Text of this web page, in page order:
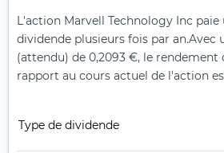
L'action Marvell Technology Inc
dividende plusieurs fois par an.Avec
(attendu) de 0,2093 €, le rendement
rapport au cours actuel de l'action est
Type de dividende